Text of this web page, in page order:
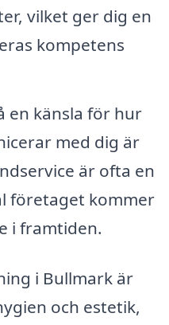
vilket ger dig en
kompetens
en känsla för hur
med dig är
är ofta en
företaget kommer
i framtiden.
i Bullmark är
och estetik,